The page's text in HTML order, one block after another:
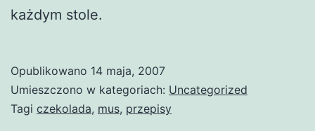
każdym stole.
Opublikowano 14 maja, 2007
Umieszczono w kategoriach: Uncategorized
Tagi czekolada, mus, przepisy